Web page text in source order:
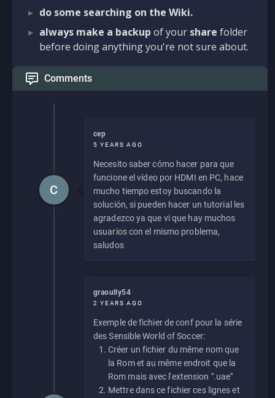
do some searching on the Wiki.
always make a backup of your share folder
before doing anything you're not sure about.
Comments
cep
5 YEARS AGO
Necesito saber cómo hacer para que
funcione el vídeo por HDMI en PC, hace
mucho tiempo estoy buscando la
solución, si pueden hacer un tutorial les
agradezco ya que vi que hay muchos
usuarios con el mismo problema,
saludos
C
graoully54
2 YEARS AGO
Exemple de fichier de conf pour la série
des Sensible World of Soccer:
Créer un fichier du même nom que
la Rom et au même endroit que la
Rom mais avec l'extension ".uae"
Mettre dans ce fichier ces lignes et